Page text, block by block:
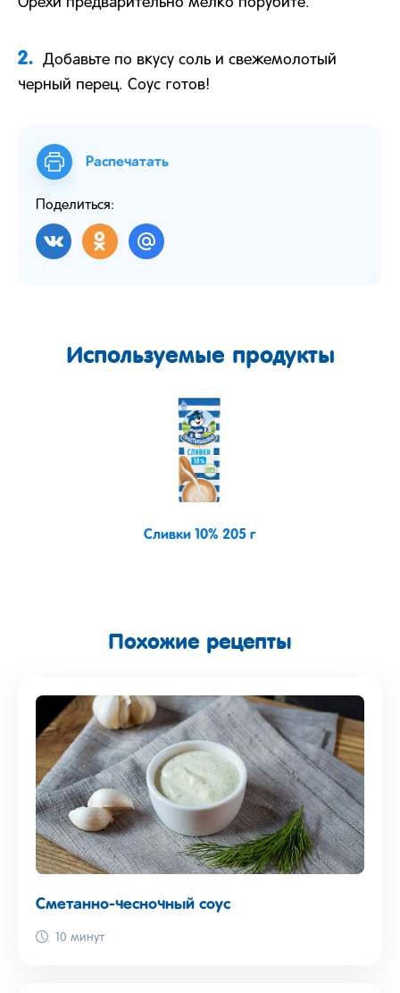
Орехи предварительно мелко порубите.
2.
Добавьте по вкусу соль и свежемолотый
черный перец. Соус готов!
Распечатать
Поделиться:
Используемые продукты
Сливки 10% 205 г
Похожие рецепты
Сметанно-чесночный соус
10 минут